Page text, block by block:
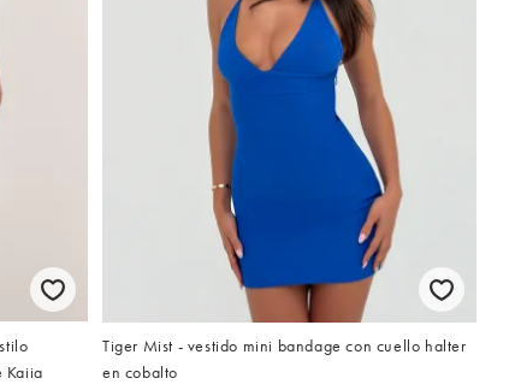
Kaiia
Tiger Mist - vestido mini bandage con cuello halter
en cobalto